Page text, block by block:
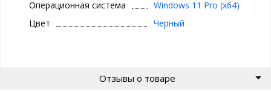
Операционная система
Windows 11 Pro (x64)
Цвет
Черный
Отзывы о товаре